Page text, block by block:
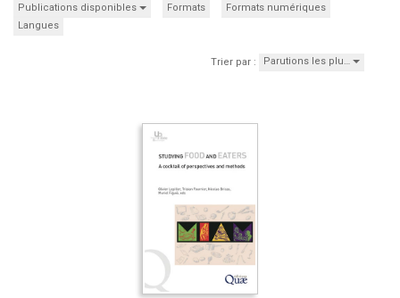
Publications disponibles Formats
Formats numériques
Langues
Trier par : Parutions les plu…